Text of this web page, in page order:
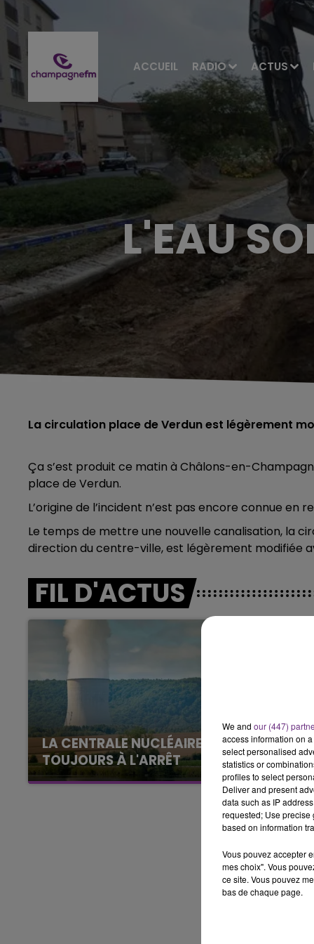
ACCUEIL RADIO ACTUS
L'EAU
La circulation place de Verdun est légèrement
Ça s’est produit ce matin à Châlons-en-
place de Verdun.
L’origine de l’incident n’est pas encore connue en
Le temps de mettre une nouvelle canalisation, la
direction du centre-ville, est légèrement modifiée
FIL D'ACTUS
LA CENTRALE NUCLÉAIRE DE CHOOZ
TOUJOURS À L'ARRÊT
Cela fait déjà une semaine que la centrale
nucléaire ardennaise est à l'arrêt. Une situation
justifiée par la sécheresse intense qui est
We and our (447)
access information on
select personalised
statistics or
profiles to select
Deliver and present
data such as IP
requested; Use precise
based on information
Vous pouvez accepter
mes choix". Vous
ce site. Vous pouvez
bas de chaque page.